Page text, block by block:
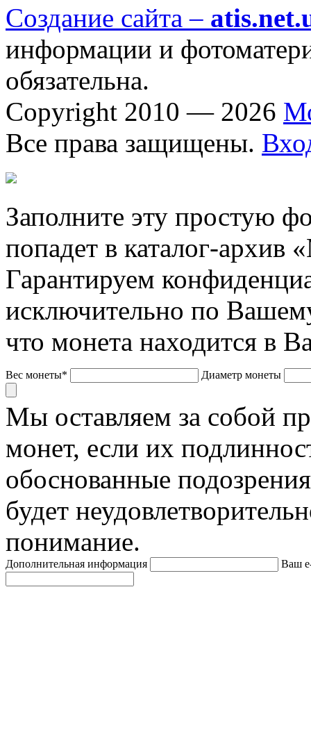
Создание сайта –
информации и
обязательна.
Copyright 2010 — 2026
Все права защищены.
Заполните эту простую
попадет в каталог-архив
Гарантируем
исключительно по
что монета находится в
Вес монеты* Диаметр монеты
Мы оставляем за собой
монет, если их
обоснованные
будет
понимание.
Дополнительная информация Ваш